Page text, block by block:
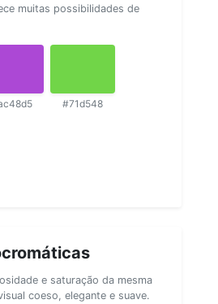
muitas possibilidades de
#71d548
e saturação da mesma
coeso, elegante e suave.